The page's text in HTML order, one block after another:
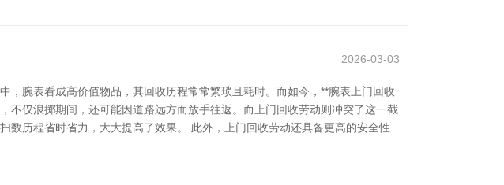
2026-03-03
腕表看成高价值物品，其回收历程常常繁琐且耗时。而如今，**腕表上门回收
仅浪掷期间，还可能因道路远方而放手往返。而上门回收劳动则冲突了这一截
数历程省时省力，大大提高了效果。 此外，上门回收劳动还具备更高的安全性